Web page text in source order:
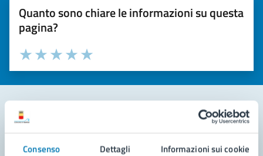
Consenso Dettagli Informazioni sui cookie
Quanto sono chiare le informazioni su questa
pagina?
Valuta la chiarezza delle informazioni (da 1 a 5 stelle)
Seleziona il numero di stelle per valutare la chiarezza delle
Valuta 5 stelle su 5
Valuta 4 stelle su 5
Valuta 3 stelle su 5
Valuta 2 stelle su 5
Valuta 1 stelle su 5